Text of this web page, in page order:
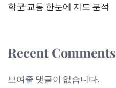
학군·교통 한눈에 지도 분석
Recent Comments
보여줄 댓글이 없습니다.